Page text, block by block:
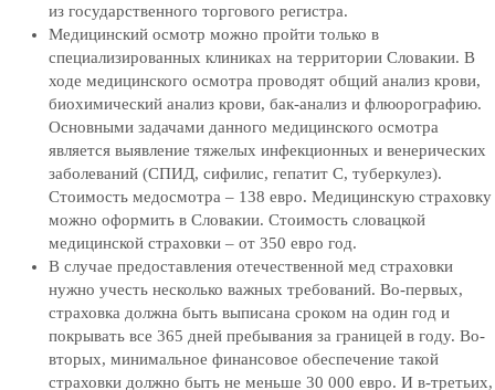
из государственного торгового регистра.
Медицинский осмотр можно пройти только в
специализированных клиниках на территории Словакии. В
ходе медицинского осмотра проводят общий анализ крови,
биохимический анализ крови, бак-анализ и флюорографию.
Основными задачами данного медицинского осмотра
является выявление тяжелых инфекционных и венерических
заболеваний (СПИД, сифилис, гепатит С, туберкулез).
Стоимость медосмотра – 138 евро. Медицинскую страховку
можно оформить в Словакии. Стоимость словацкой
медицинской страховки – от 350 евро год.
В случае предоставления отечественной мед страховки
нужно учесть несколько важных требований. Во-первых,
страховка должна быть выписана сроком на один год и
покрывать все 365 дней пребывания за границей в году. Во-
вторых, минимальное финансовое обеспечение такой
страховки должно быть не меньше 30 000 евро. И в-третьих,